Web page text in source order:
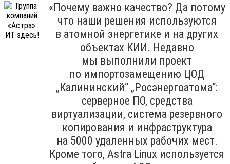
«Почему важно качество? Да потому
что наши решения используются
в атомной энергетике и на других
объектах КИИ. Недавно
мы выполнили проект
по импортозамещению ЦОД
„Калининский“ „Росэнергоатома“:
серверное ПО, средства
виртуализации, система резервного
копирования и инфраструктура
на 5000 удаленных рабочих мест.
Кроме того, Astra Linux используется